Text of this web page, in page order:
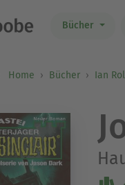
Bücher
Home Bücher Ian